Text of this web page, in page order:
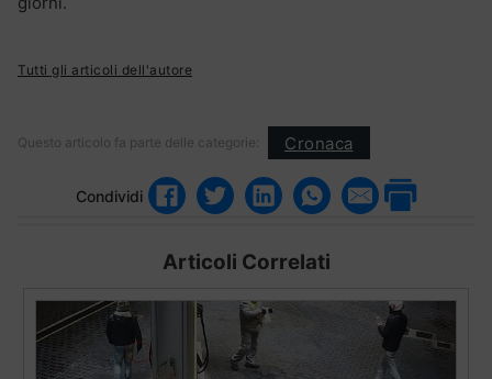
Tutti gli articoli dell'autore
Questo articolo fa parte delle categorie: Cronaca
Condividi
Articoli Correlati